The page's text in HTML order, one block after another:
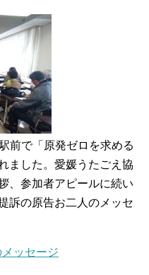
前で「原発ゼロを求める
ました。愛媛うたごえ協
、参加者アピールに続い
訴の原告お二人のメッセ
ッセージ